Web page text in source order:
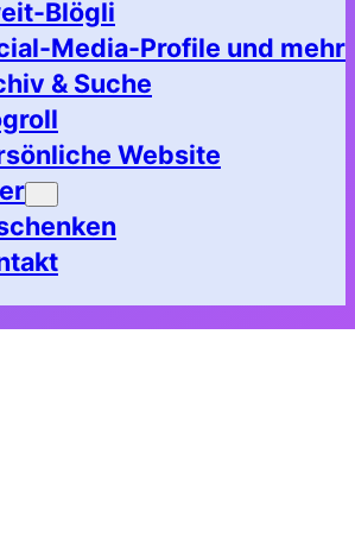
Blögli
Media-Profile und mehr
& Suche
Website